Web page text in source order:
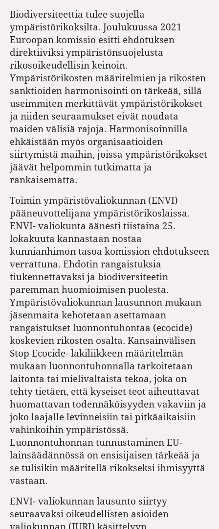
Biodiversiteettia tulee suojella
ympäristörikoksilta. Joulukuussa 2021
Euroopan komissio esitti ehdotuksen
direktiiviksi ympäristönsuojelusta
rikosoikeudellisin keinoin.
Ympäristörikosten määritelmien ja rikosten
sanktioiden harmonisointi on tärkeää, sillä
useimmiten merkittävät ympäristörikokset
ja niiden seuraamukset eivät noudata
maiden välisiä rajoja. Harmonisoinnilla
ehkäistään myös organisaatioiden
siirtymistä maihin, joissa ympäristörikokset
jäävät helpommin tutkimatta ja
rankaisematta.
Toimin ympäristövaliokunnan (ENVI)
pääneuvottelijana ympäristörikoslaissa.
ENVI- valiokunta äänesti tiistaina 25.
lokakuuta kannastaan nostaa
kunnianhimon tasoa komission ehdotukseen
verrattuna. Ehdotin rangaistuksia
tiukennettavaksi ja biodiversiteetin
paremman huomioimisen puolesta.
Ympäristövaliokunnan lausunnon mukaan
jäsenmaita kehotetaan asettamaan
rangaistukset luonnontuhontaa (ecocide)
koskevien rikosten osalta. Kansainvälisen
Stop Ecocide- lakiliikkeen määritelmän
mukaan luonnontuhonnalla tarkoitetaan
laitonta tai mielivaltaista tekoa, joka on
tehty tietäen, että kyseiset teot aiheuttavat
huomattavan todennäköisyyden vakaviin ja
joko laajalle levinneisiin tai pitkäaikaisiin
vahinkoihin ympäristössä.
Luonnontuhonnan tunnustaminen EU-
lainsäädännössä on ensisijaisen tärkeää ja
se tulisikin määritellä rikokseksi ihmisyyttä
vastaan.
ENVI- valiokunnan lausunto siirtyy
seuraavaksi oikeudellisten asioiden
valiokunnan (JURI) käsittelyyn.